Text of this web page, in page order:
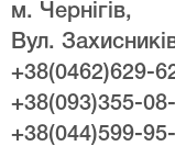
м. Чернігів,
Вул.
+38(0462)629-
+38(093)355-
+38(044)599-95-